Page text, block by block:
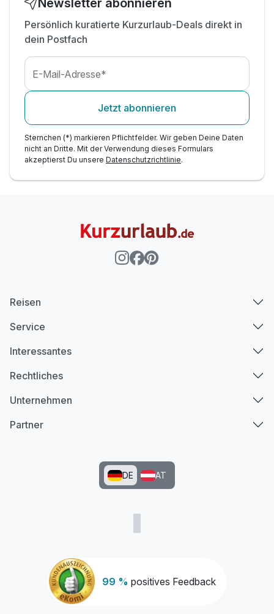
inkl. Relaxen im Ruheraum mit verschiedenen
Liegen
inkl. Entspannen im Spa Bereich mit Wellnessbad
inkl. Nutzung Höhlensauna, Wärmehüttle &
Persönlich kuratierte Kurzurlaub-Deals direkt in
dein Postfach
E-Mail-Adresse*
Jetzt abonnieren
Sternchen (*) markieren Pflichtfelder. Wir geben Deine Daten
nicht an Dritte. Mit der Verwendung dieses Formulars
akzeptierst Du unsere Datenschutzrichtlinie.
99 % positives Feedback
Reisen
Service
Interessantes
Rechtliches
Unternehmen
Partner
DE AT